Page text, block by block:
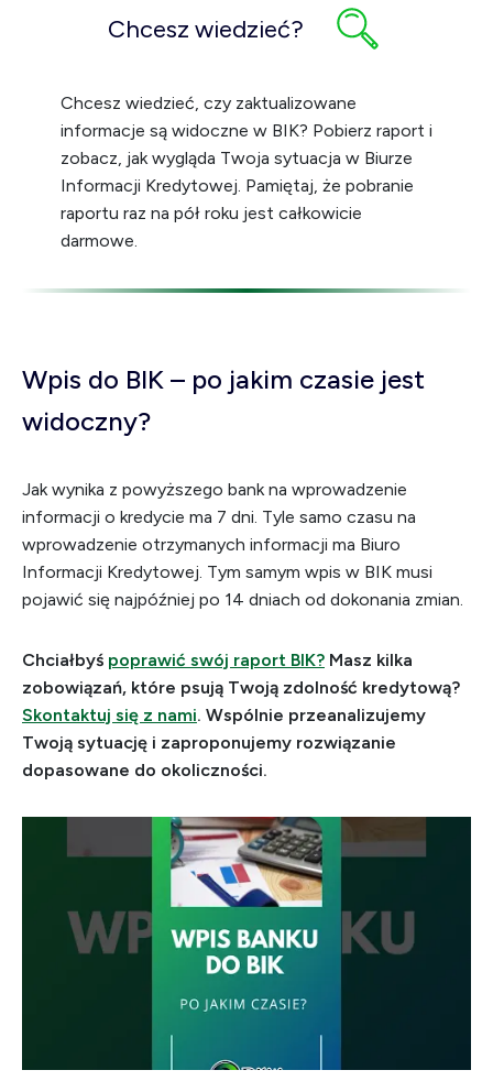
Chcesz wiedzieć?
Chcesz wiedzieć, czy zaktualizowane
informacje są widoczne w BIK? Pobierz raport i
zobacz, jak wygląda Twoja sytuacja w Biurze
Informacji Kredytowej. Pamiętaj, że pobranie
raportu raz na pół roku jest całkowicie
darmowe.
Wpis do BIK – po jakim czasie jest
widoczny?
Jak wynika z powyższego bank na wprowadzenie
informacji o kredycie ma 7 dni. Tyle samo czasu na
wprowadzenie otrzymanych informacji ma Biuro
Informacji Kredytowej. Tym samym wpis w BIK musi
pojawić się najpóźniej po 14 dniach od dokonania zmian.
Chciałbyś poprawić swój raport BIK? Masz kilka
zobowiązań, które psują Twoją zdolność kredytową?
Skontaktuj się z nami. Wspólnie przeanalizujemy
Twoją sytuację i zaproponujemy rozwiązanie
dopasowane do okoliczności.